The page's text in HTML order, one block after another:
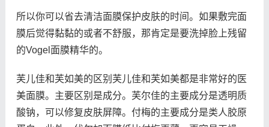
所以你可以省去清洁面膜保护皮肤的时间。如果敷完面
膜后觉得黏黏的或者不舒服，那肯定是要洗掉脸上残留
的Vogel面膜精华的。
芙儿佳和芙如美的区别芙儿佳和芙如美都是非常好的医
美面膜。主要区别是成分。芙尔佳的主要成分是透明质
酸钠，可以修复皮肤屏障。付梅的主要成分是类人胶原